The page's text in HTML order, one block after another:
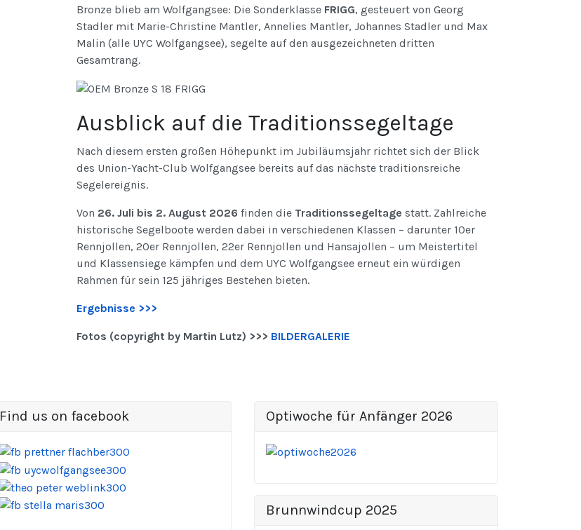
Bronze blieb am Wolfgangsee: Die Sonderklasse FRIGG, gesteuert von Georg
Stadler mit Marie-Christine Mantler, Annelies Mantler, Johannes Stadler und Max
Malin (alle UYC Wolfgangsee), segelte auf den ausgezeichneten dritten
Gesamtrang.
Ausblick auf die Traditionssegeltage
Nach diesem ersten großen Höhepunkt im Jubiläumsjahr richtet sich der Blick
des Union-Yacht-Club Wolfgangsee bereits auf das nächste traditionsreiche
Segelereignis.
Von 26. Juli bis 2. August 2026 finden die Traditionssegeltage statt. Zahlreiche
historische Segelboote werden dabei in verschiedenen Klassen – darunter 10er
Rennjollen, 20er Rennjollen, 22er Rennjollen und Hansajollen – um Meistertitel
und Klassensiege kämpfen und dem UYC Wolfgangsee erneut ein würdigen
Rahmen für sein 125 jähriges Bestehen bieten.
Ergebnisse >>>
Fotos (copyright by Martin Lutz) >>> BILDERGALERIE
Find us on facebook Optiwoche für Anfänger 2026
Brunnwindcup 2025